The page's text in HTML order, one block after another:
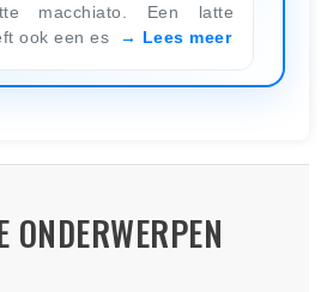
macchiato. Een latte
ook een es
Lees meer
ONDERWERPEN